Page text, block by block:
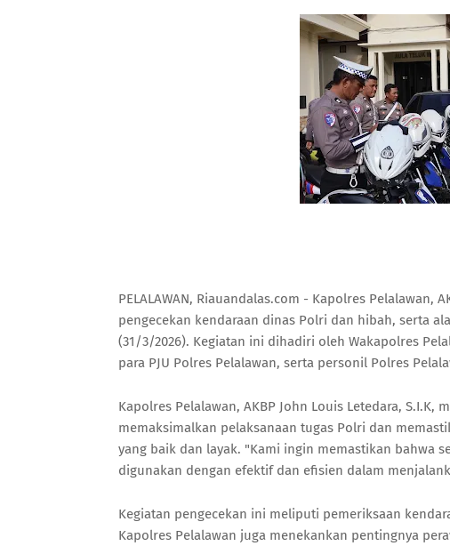
PELALAWAN, Riauandalas.com - Kapolres Pelalawan,
pengecekan kendaraan dinas Polri dan hibah, serta
(31/3/2026). Kegiatan ini dihadiri oleh Wakapolres
para PJU Polres Pelalawan, serta personil Polres
Kapolres Pelalawan, AKBP John Louis Letedara,
memaksimalkan pelaksanaan tugas Polri dan
yang baik dan layak. "Kami ingin memastikan bahwa
digunakan dengan efektif dan efisien dalam
Kegiatan pengecekan ini meliputi pemeriksaan
Kapolres Pelalawan juga menekankan pentingnya